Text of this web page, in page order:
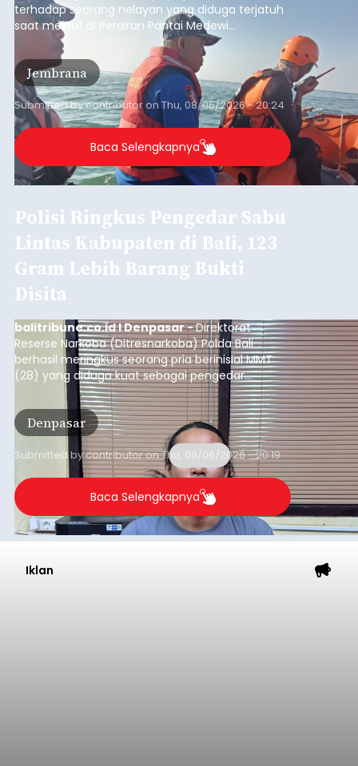
Submitted by contributoronThu, 08/06/2026 - 20:29
Baca Selengkapnya
Belanja 2027 Tembus Rp14
Triliun, DPRD Badung Wanti-
wanti Pemerintah Kelola
Anggaran Secara Cermat
balitribune.co.id | Mangupura- DPRD Badung
bersama Pemerintah Kabupaten Badung
menyepakati Nota Kesepakatan Kebijakan
Umum APBD (KUA) dan Prioritas Plafon Anggaran
rapat paripurna yang digelar di Gedung DPRD
Badung, Kamis (6/8/2026).
Badung
Submitted bycontributoronThu, 08/06/2026 - 20:27
Baca Selengkapnya